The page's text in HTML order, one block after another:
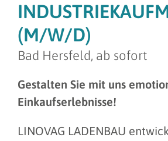
(M/W/D)
Bad Hersfeld, ab sofort
Gestalten Sie mit uns
Einkaufserlebnisse!
LINOVAG LADENBAU